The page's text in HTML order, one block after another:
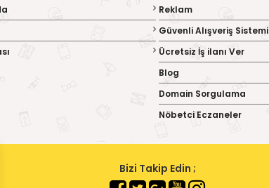
Reklam
Güvenli Alışveriş Sistemi
Ücretsiz İş ilanı Ver
Blog
Domain Sorgulama
Nöbetci Eczaneler
Bizi Takip Edin ;